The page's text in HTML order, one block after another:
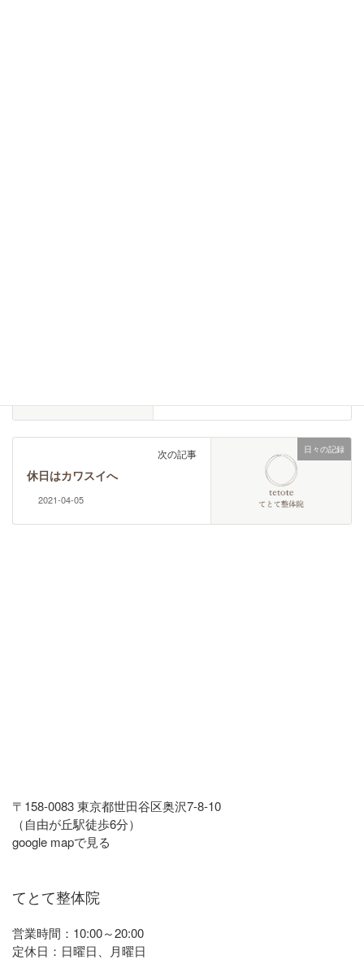
日々の記録
次の記事
休日はカワスイへ
2021-04-05
〒158-0083 東京都世田谷区奥沢7-8-10
（自由が丘駅徒歩6分）
google mapで見る
てとて整体院
営業時間：10:00～20:00
定休日：日曜日、月曜日